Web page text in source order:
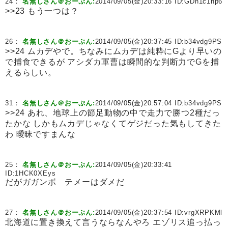
>>23 もう一つは？
26：名無しさん＠おーぷん:2014/09/05(金)20:37:45 ID: b34vdg9PS
>>24 ムカデやで。ちなみにムカデは純粋にGより早いの
で捕食できるが アシダカ軍曹は瞬間的な判断力でGを捕
えるらしい。
31：名無しさん＠おーぷん:2014/09/05(金)20:57:04 ID: b34vdg9PS
>>24 あれ、地球上の節足動物の中で走力で勝つ2種だっ
たかな しかもムカデじゃなくてゲジだった気もしてきた
わ 曖昧ですまんな
25：名無しさん＠おーぷん:2014/09/05(金)20:33:41
ID:1HCK0XEys
だがガガンボ テメーはダメだ
27：名無しさん＠おーぷん:2014/09/05(金)20:37:54 ID:vrgXRPKMl
北海道に置き換えて言うならなんやろ エゾリス追っ払っ